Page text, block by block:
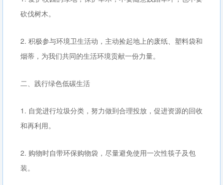
砍伐树木。
2. 积极参与环境卫生活动，主动捡起地上的废纸、塑料袋和
烟蒂，为我们共同的生活环境贡献一份力量。
二、践行绿色低碳生活
1. 自觉进行垃圾分类，努力做到合理投放，促进资源的回收
和再利用。
2. 购物时自带环保购物袋，尽量避免使用一次性筷子及包
装。